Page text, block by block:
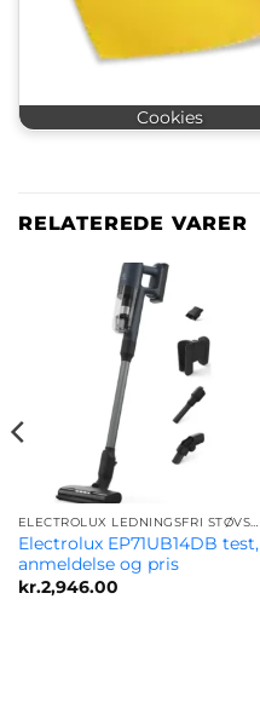
Cookies
RELATEREDE VARER
ELECTROLUX LEDNINGSFRI STØVSUGER
Electrolux EP71UB14DB test,
anmeldelse og pris
kr.2,946.00